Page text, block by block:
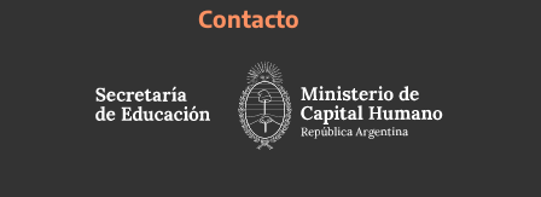
Contacto